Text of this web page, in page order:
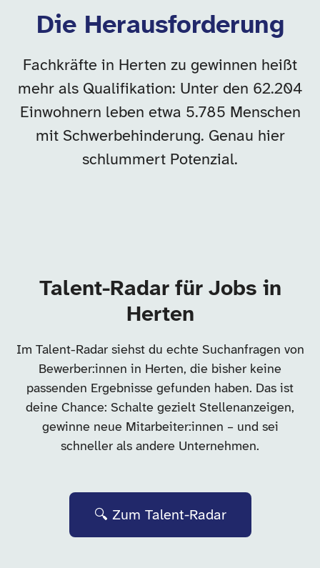
Die Herausforderung
Fachkräfte in Herten zu gewinnen heißt
mehr als Qualifikation: Unter den 62.204
Einwohnern leben etwa 5.785 Menschen
mit Schwerbehinderung. Genau hier
schlummert Potenzial.
Talent-Radar für Jobs in
Herten
Im Talent-Radar siehst du echte Suchanfragen von
Bewerber:innen in Herten, die bisher keine
passenden Ergebnisse gefunden haben. Das ist
deine Chance: Schalte gezielt Stellenanzeigen,
gewinne neue Mitarbeiter:innen – und sei
schneller als andere Unternehmen.
🔍 Zum Talent-Radar